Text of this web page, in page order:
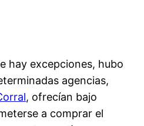
hay excepciones, hubo
agencias,
, ofrecían bajo
a comprar el